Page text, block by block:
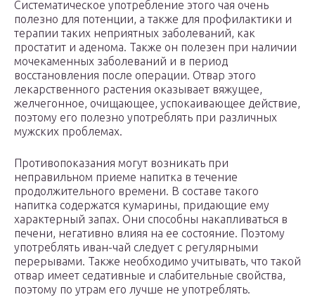
Систематическое употребление этого чая очень
полезно для потенции, а также для профилактики и
терапии таких неприятных заболеваний, как
простатит и аденома. Также он полезен при наличии
мочекаменных заболеваний и в период
восстановления после операции. Отвар этого
лекарственного растения оказывает вяжущее,
желчегонное, очищающее, успокаивающее действие,
поэтому его полезно употреблять при различных
мужских проблемах.
Противопоказания могут возникать при
неправильном приеме напитка в течение
продолжительного времени. В составе такого
напитка содержатся кумарины, придающие ему
характерный запах. Они способны накапливаться в
печени, негативно влияя на ее состояние. Поэтому
употреблять иван-чай следует с регулярными
перерывами. Также необходимо учитывать, что такой
отвар имеет седативные и слабительные свойства,
поэтому по утрам его лучше не употреблять.